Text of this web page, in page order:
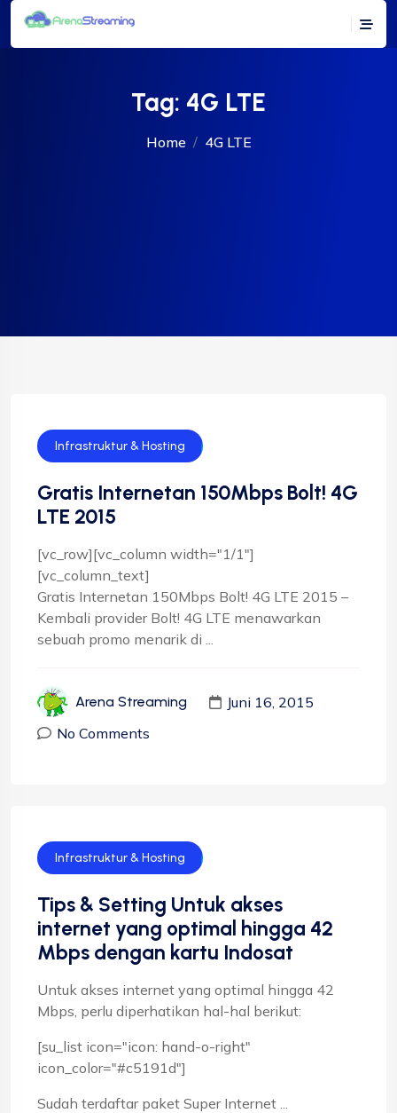
Tag: 4G LTE
Home 4G LTE
Infrastruktur & Hosting
Gratis Internetan 150Mbps Bolt! 4G
LTE 2015
[vc_row][vc_column width="1/1"]
[vc_column_text]
Gratis Internetan 150Mbps Bolt! 4G LTE 2015 –
Kembali provider Bolt! 4G LTE menawarkan
sebuah promo menarik di ...
Arena Streaming
Juni 16, 2015
No Comments
Infrastruktur & Hosting
Tips & Setting Untuk akses
internet yang optimal hingga 42
Mbps dengan kartu Indosat
Untuk akses internet yang optimal hingga 42
Mbps, perlu diperhatikan hal-hal berikut:
[su_list icon="icon: hand-o-right"
icon_color="#c5191d"]
Sudah terdaftar paket Super Internet ...